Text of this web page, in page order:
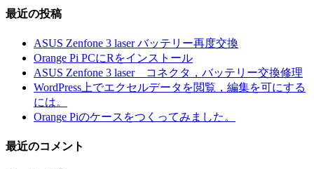
最近の投稿
ASUS Zenfone 3 laser バッテリー再度交換
Orange Pi PCにRをインストール
ASUS Zenfone 3 laser コネクタ，バッテリー交換修理
WordPress上でエクセルデータを閲覧，編集を可にする
には。
Orange Piのケースをつくってみました。
最近のコメント